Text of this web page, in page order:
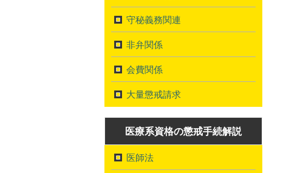
守秘義務関連
非弁関係
会費関係
大量懲戒請求
医療系資格の懲戒手続解説
医師法